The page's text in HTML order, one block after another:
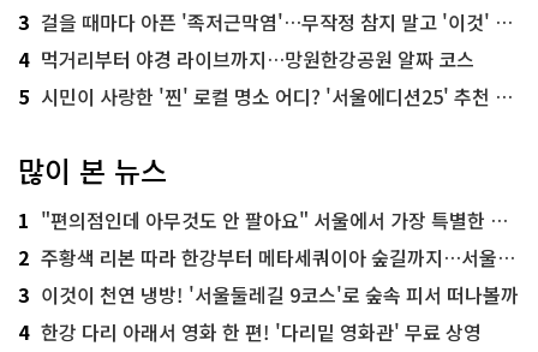
3 걸을 때마다 아픈 '족저근막염'…무작정 참지 말고 '이것' 해보세요!
4 먹거리부터 야경 라이브까지…망원한강공원 알짜 코스
5 시민이 사랑한 '찐' 로컬 명소 어디? '서울에디션25' 추천 코스
많이 본 뉴스
1 "편의점인데 아무것도 안 팔아요" 서울에서 가장 특별한 편의점의 정체
2 주황색 리본 따라 한강부터 메타세쿼이아 숲길까지…서울둘레길 15코스
3 이것이 천연 냉방! '서울둘레길 9코스'로 숲속 피서 떠나볼까
4 한강 다리 아래서 영화 한 편! '다리밑 영화관' 무료 상영